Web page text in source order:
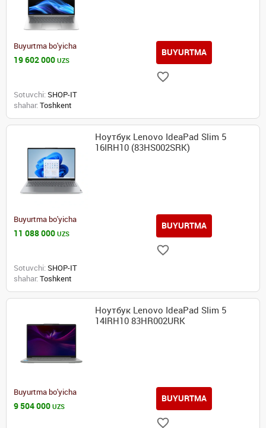
Buyurtma bo'yicha
19 602 000 UZS
BUYURTMA
Sotuvchi: SHOP-IT
shahar: Toshkent
Ноутбук Lenovo IdeaPad Slim 5
16IRH10 (83HS002SRK)
Buyurtma bo'yicha
11 088 000 UZS
BUYURTMA
Sotuvchi: SHOP-IT
shahar: Toshkent
Ноутбук Lenovo IdeaPad Slim 5
14IRH10 83HR002URK
Buyurtma bo'yicha
9 504 000 UZS
BUYURTMA